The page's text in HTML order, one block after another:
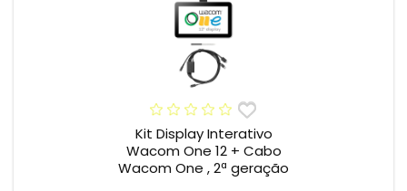
Kit Display Interativo
Wacom One 12 + Cabo
Wacom One , 2ª geração